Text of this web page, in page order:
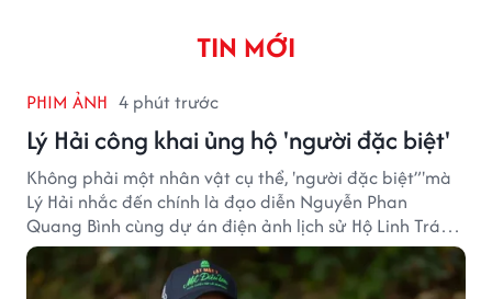
TIN MỚI
PHIM ẢNH 4 phút trước
Lý Hải công khai ủng hộ 'người đặc biệt'
Không phải một nhân vật cụ thể, 'người đặc biệt”'mà
Lý Hải nhắc đến chính là đạo diễn Nguyễn Phan
Quang Bình cùng dự án điện ảnh lịch sử Hộ Linh Tráng
Sĩ: Bí Ẩn Mộ Vua Đinh.